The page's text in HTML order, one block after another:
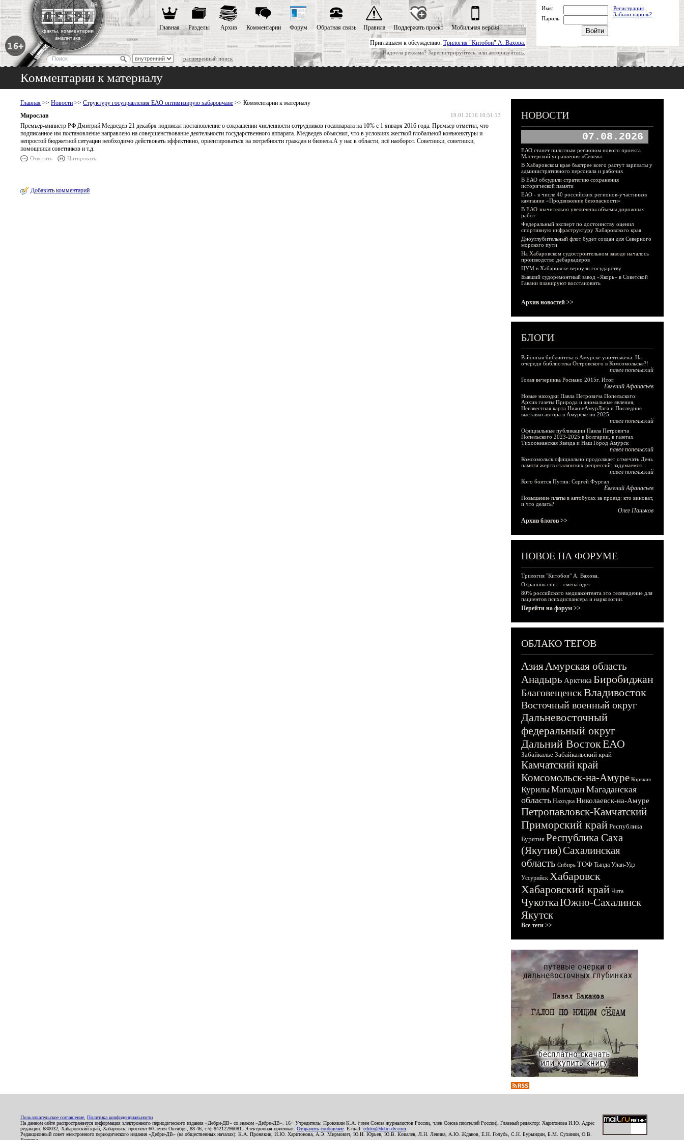
Приглашаем к обсуждению: Трилогия "Китобои" А. Вахова.
Надоела реклама? Зарегистрируйтесь, или авторизуйтесь.
расширенный поиск
Главная Разделы Архив Комментарии Форум Обратная связь Правила Поддержать проект Мобильная версия
Имя:
Регистрация
Забыли пароль?
Пароль:
Комментарии к материалу
Главная >> Новости >> Структуру госуправления ЕАО оптимизирую хабаровчане >> Комментарии к материалу
19.01.2016 10:51:13
Мирослав
Премьер-министр РФ Дмитрий Медведев 21 декабря подписал постановление о сокращении численности сотрудников госаппарата на 10% с 1 января 2016 года. Премьер отметил, что
подписанное им постановление направлено на совершенствование деятельности государственного аппарата. Медведев объяснил, что в условиях жесткой глобальной конъюнктуры и
непростой бюджетной ситуации необходимо действовать эффективно, ориентироваться на потребности граждан и бизнеса.А у нас в области, всё наоборот. Советники, советники,
помощники советников и т.д.
Ответить Цитировать
Добавить комментарий
НОВОСТИ
07.08.2026
ЕАО станет пилотным регионом нового проекта
Мастерской управления «Сенеж»
В Хабаровском крае быстрее всего растут зарплаты у
административного персонала и рабочих
В ЕАО обсудили стратегию сохранения
исторической памяти
ЕАО - в числе 40 российских регионов-участников
кампании «Продвижение безопасности»
В ЕАО значительно увеличены объемы дорожных
работ
Федеральный эксперт по достоинству оценил
спортивную инфраструктуру Хабаровского края
Дноуглубительный флот будет создан для Северного
морского пути
На Хабаровском судостроительном заводе началось
производство дебаркадеров
ЦУМ в Хабаровске вернули государству
Бывший судоремонтный завод «Якорь» в Советской
Гавани планируют восстановить
Архив новостей >>
БЛОГИ
Районная библиотека в Амурске уничтожена. На
очереди библиотека Островского в Комсомольске?!
павел попельский
Голая вечеринка Роснано 2015г. Итог.
Евгений Афанасьев
Новые находки Павла Петровича Попельского:
Архив газеты Природа и аномальные явления,
Неизвестная карта НижнеАмурЛага и Последние
выставки автора в Амурске по 2025
павел попельский
Официальные публикации Павла Петровича
Попельского 2023-2025 в Болгарии, в газетах
Тихоокеанская Звезда и Наш Город Амурск
павел попельский
Комсомольск официально продолжает отмечать День
памяти жертв сталинских репрессий: задумаемся...
павел попельский
Кого боится Путин: Сергей Фургал
Евгений Афанасьев
Повышение платы в автобусах за проезд: кто виноват,
и что делать?
Олег Паньков
Архив блогов >>
НОВОЕ НА ФОРУМЕ
Трилогия "Китобои" А. Вахова.
Охранник спит - смена идёт
80% российского медиаконтента это телевидение для
пациентов психдиспансера и наркологии.
Перейти на форум >>
ОБЛАКО ТЕГОВ
АзияАмурская область
Анадырь Арктика Биробиджан
БлаговещенскВладивосток
Восточный военный округ
Дальневосточный
федеральный округ
Дальний ВостокЕАО
Забайкалье Забайкальский край
Камчатский край
Комсомольск-на-Амуре Корякия
КурилыМагадан Магаданская
область Находка Николаевск-на-Амуре
Петропавловск-Камчатский
Приморский край Республика
Бурятия Республика Саха
(Якутия)Сахалинская
область Сибирь ТОФ Тында Улан-Удэ
Уссурийск Хабаровск
Хабаровский край Чита
ЧукоткаЮжно-Сахалинск
Якутск
Все теги >>
Пользовательское соглашение Политика конфиденциальности
На данном сайте распространяется информация электронного периодического издания «Дебри-ДВ» со знаком «Дебри-ДВ». 16+ Учредитель: Пронякин К.А. (член Союза журналистов России, член Союза писателей России). Главный редактор: Харитонова И.Ю. Адрес
редакции: 680032, Хабаровский край, Хабаровск, проспект 60-летия Октября, 88-46, т./ф.84212296081. Электронная приемная: Отправить сообщение . E-mail: editor@debri-dv.com
Редакционный совет электронного периодического издания «Дебри-ДВ» (на общественных началах): К.А. Пронякин, И.Ю. Харитонова, А.Э. Мирмович, Ю.Н. Юрьев, Ю.В. Ковалев, Л.Н. Левина, А.Ю. Жданов, Е.Н. Голубь, С.Н. Бурындин, Б.М. Сухинин, О.В.